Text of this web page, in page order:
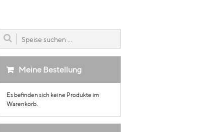
Meine Bestellung
Es befinden sich keine Produkte im
Warenkorb.